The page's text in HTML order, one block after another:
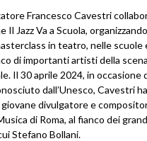
Francesco Cavestri
Il Jazz Va a Scuola,
in teatro, nelle scuole
di importanti artisti della
Il 30 aprile 2024, in occasione
dall’Unesco, Cavestri
giovane divulgatore e
di Roma, al fianco dei
Stefano Bollani.